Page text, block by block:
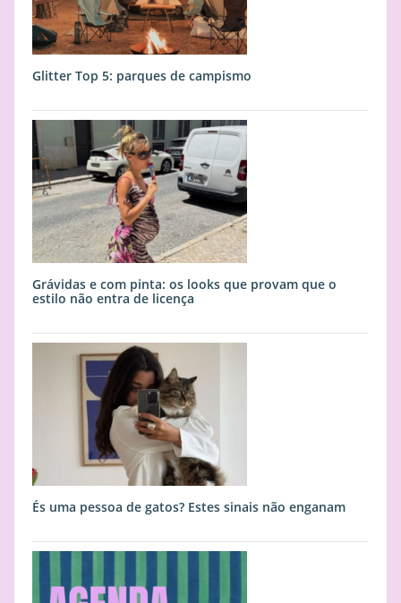
Glitter Top 5: parques de campismo
Grávidas e com pinta: os looks que provam que o
estilo não entra de licença
És uma pessoa de gatos? Estes sinais não enganam